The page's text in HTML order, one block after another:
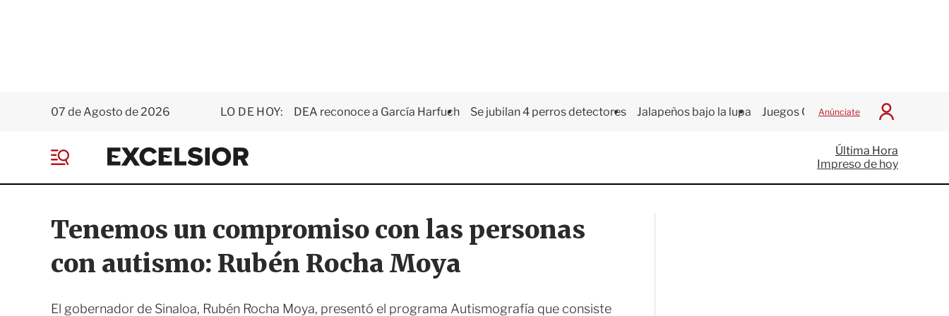
07 de Agosto de 2026 LO DE HOY: DEA reconoce a García Harfuch Se jubilan 4 perros detectores Jalapeños bajo la lupa Juegos Centroamericanos
Anúnciate
I
c
i
a
E
x
e
i
o
r
e
Última Hora
Impreso de hoy
Tenemos un compromiso con las personas
con autismo: Rubén Rocha Moya
El gobernador de Sinaloa, Rubén Rocha Moya, presentó el programa Autismografía que consiste